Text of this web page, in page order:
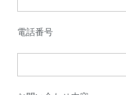
電話番号